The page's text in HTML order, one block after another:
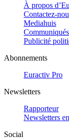
À propos
Contactez-
Mediahuis
Publicité
Abonnements
Euractiv Pro
Newsletters
Rapporteur
Newsletters
Social